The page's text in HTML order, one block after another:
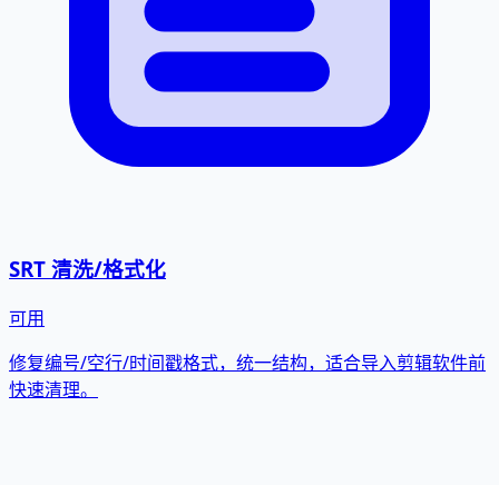
SRT 清洗/格式化
可用
修复编号/空行/时间戳格式，统一结构，适合导入剪辑软件前
快速清理。